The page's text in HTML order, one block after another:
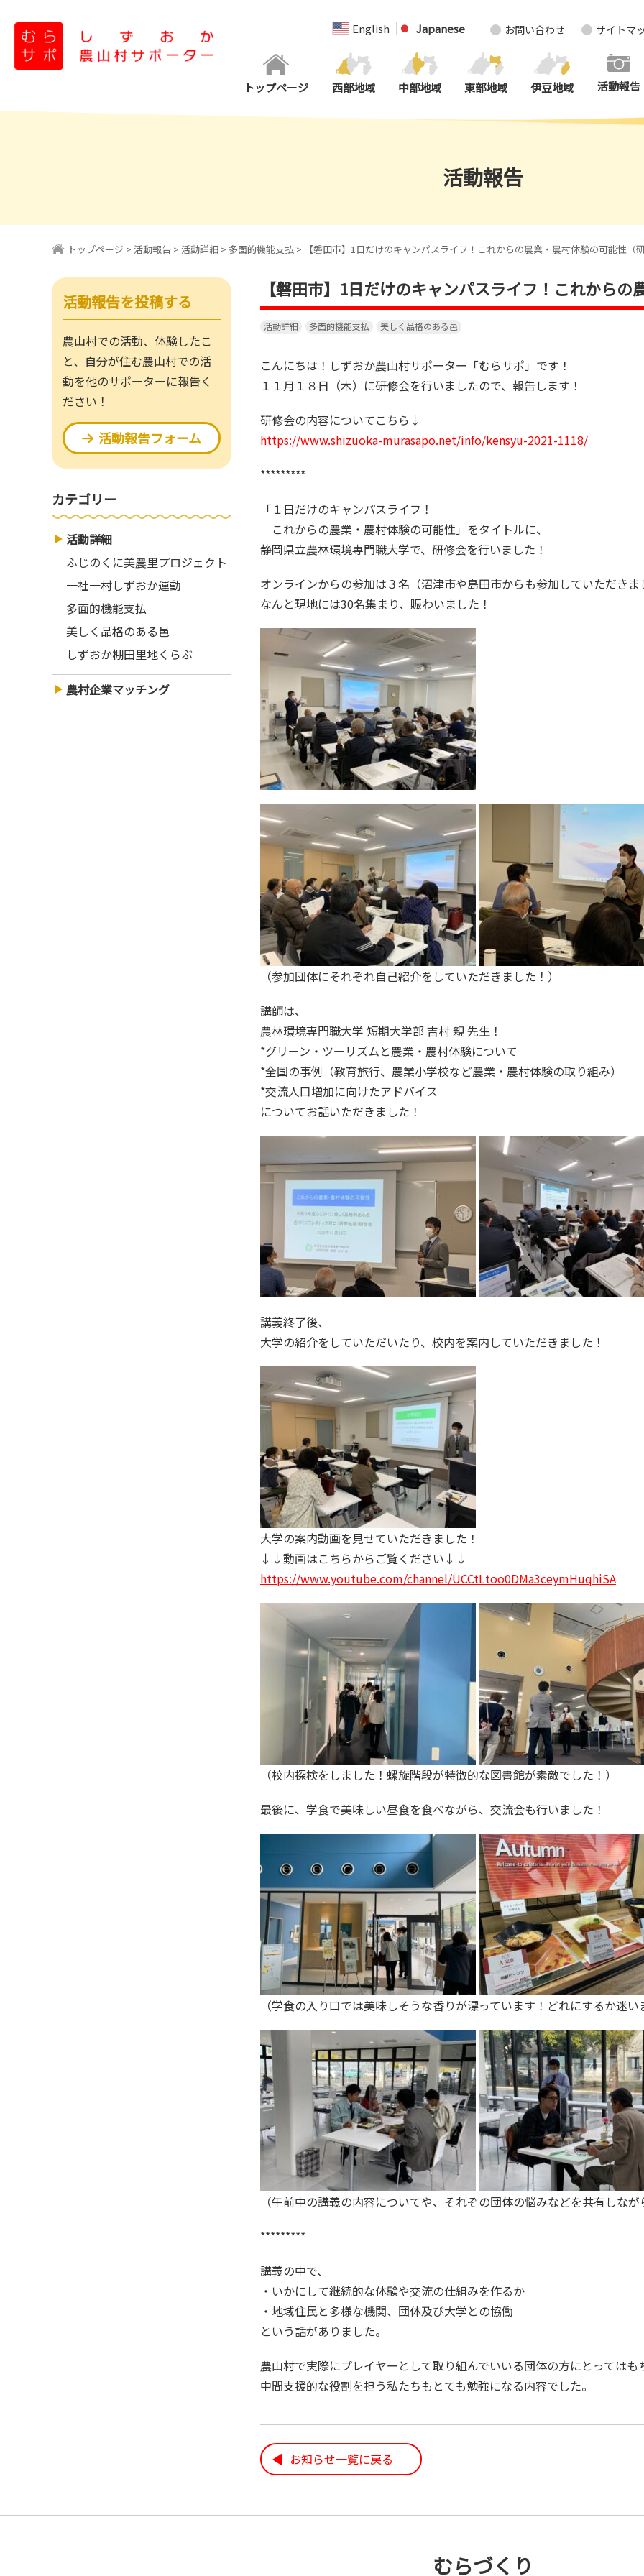
へ
English Japanese お問い合わせ サイトマ
トップページ 西部地域 中部地域 東部地域 伊豆地域 活動報告
活動報告
トップページ > 活動報告 > 活動詳細 > 多面的機能支払 > 【磐田市】1日だけのキャンパスライフ！これからの農業・農村体験の可能性（研
【磐田市】1日だけのキャンパスライフ！これから
活動詳細 多面的機能支払 美しく品格のある邑
こんにちは！しずおか農山村サポーター「むらサポ」です！
１１月１８日（木）に研修会を行いましたので、報告します！
研修会の内容についてこちら↓
https://www.shizuoka-murasapo.net/info/kensyu-2021-1118/
*********
「１日だけのキャンパスライフ！
これからの農業・農村体験の可能性」をタイトルに、
静岡県立農林環境専門職大学で、研修会を行いました！
オンラインからの参加は３名（沼津市や島田市からも参加していただきま
なんと現地には30名集まり、賑わいました！
（参加団体にそれぞれ自己紹介をしていただきました！）
講師は、
農林環境専門職大学 短期大学部 吉村 親 先生！
*グリーン・ツーリズムと農業・農村体験について
*全国の事例（教育旅行、農業小学校など農業・農村体験の取り組み）
*交流人口増加に向けたアドバイス
についてお話いただきました！
講義終了後、
大学の紹介をしていただいたり、校内を案内していただきました！
大学の案内動画を見せていただきました！
↓↓動画はこちらからご覧ください↓↓
https://www.youtube.com/channel/UCCtLtoo0DMa3ceymHuqhiSA
（校内探検をしました！螺旋階段が特徴的な図書館が素敵でした！）
最後に、学食で美味しい昼食を食べながら、交流会も行いました！
（学食の入り口では美味しそうな香りが漂っています！どれにするか迷い
（午前中の講義の内容についてや、それぞの団体の悩みなどを共有しなが
*********
講義の中で、
・いかにして継続的な体験や交流の仕組みを作るか
・地域住民と多様な機関、団体及び大学との協働
という話がありました。
農山村で実際にプレイヤーとして取り組んでいいる団体の方にとってはも
中間支援的な役割を担う私たちもとても勉強になる内容でした。
お知らせ一覧に戻る
活動報告を投稿する
農山村での活動、体験したこ
と、自分が住む農山村での活
動を他のサポーターに報告く
ださい！
活動報告フォーム
カテゴリー
活動詳細
ふじのくに美農里プロジェクト
一社一村しずおか運動
多面的機能支払
美しく品格のある邑
しずおか棚田里地くらぶ
農村企業マッチング
むらづくり